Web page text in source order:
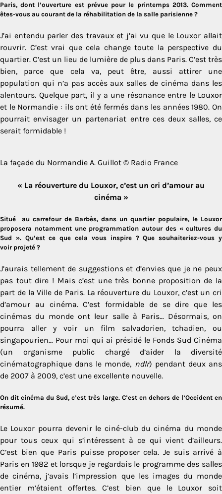
Paris, dont l’ouverture est prévue pour le printemps 2013. Comment
êtes-vous au courant de la réhabilitation de la salle parisienne ?
J’ai entendu parler des travaux et j’ai vu que le Louxor allait
rouvrir. C’est vrai que cela change toute la perspective du
quartier. C’est un lieu de lumière de plus dans Paris. C’est très
bien, parce que cela va, peut être, aussi attirer une
population qui n’a pas accès aux salles de cinéma dans les
alentours. Quelque part, il y a une résonance entre le Louxor
et le Normandie : ils ont été fermés dans les années 1980. On
pourrait envisager un partenariat entre ces deux salles, ce
serait formidable !
La façade du Normandie A. Guillot © Radio France
« La réouverture du Louxor, c’est un cri d’amour au
cinéma »
Situé au carrefour de Barbès, dans un quartier populaire, le Louxor
proposera notamment une programmation autour des « cultures du
Sud ». Qu’est ce que cela vous inspire ? Que souhaiteriez-vous y
voir projeté ?
J’aurais tellement de suggestions et d’envies que je ne peux
pas tout dire ! Mais c’est une très bonne proposition de la
part de la Ville de Paris. La réouverture du Louxor, c’est un cri
d’amour au cinéma. C’est formidable de se dire que les
cinémas du monde ont leur salle à Paris… Désormais, on
pourra aller y voir un film salvadorien, tchadien, ou
singapourien… Pour moi qui ai présidé le Fonds Sud Cinéma
(un organisme public chargé d’aider la diversité
cinématographique dans le monde, ndlr) pendant deux ans
de 2007 à 2009, c’est une excellente nouvelle.
On dit cinéma du Sud, c’est très large. C’est en dehors de l’Occident en
résumé.
Le Louxor pourra devenir le ciné-club du cinéma du monde
pour tous ceux qui s’intéressent à ce qui vient d’ailleurs.
C’est bien que Paris puisse proposer cela. Je suis arrivé à
Paris en 1982 et lorsque je regardais le programme des salles
de cinéma, j’avais l’impression que les images du monde
entier m’étaient offertes. C’est bien que le Louxor soit